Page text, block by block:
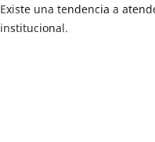
Existe una tendencia a
institucional.